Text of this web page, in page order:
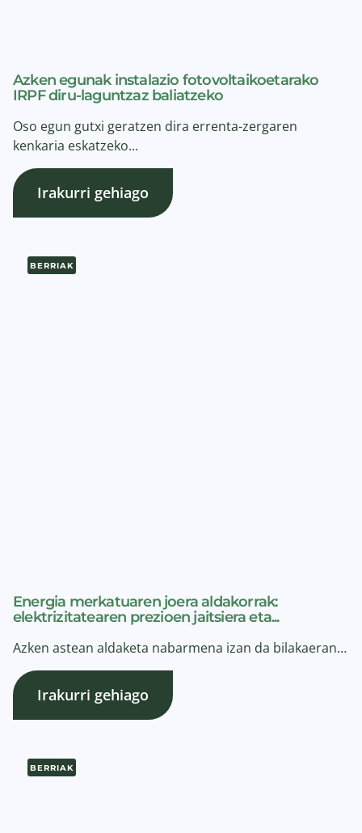
Azken egunak instalazio fotovoltaikoetarako
IRPF diru-laguntzaz baliatzeko
Oso egun gutxi geratzen dira errenta-zergaren
kenkaria eskatzeko...
Irakurri gehiago
BERRIAK
Energia merkatuaren joera aldakorrak:
elektrizitatearen prezioen jaitsiera eta...
Azken astean aldaketa nabarmena izan da bilakaeran…
Irakurri gehiago
BERRIAK